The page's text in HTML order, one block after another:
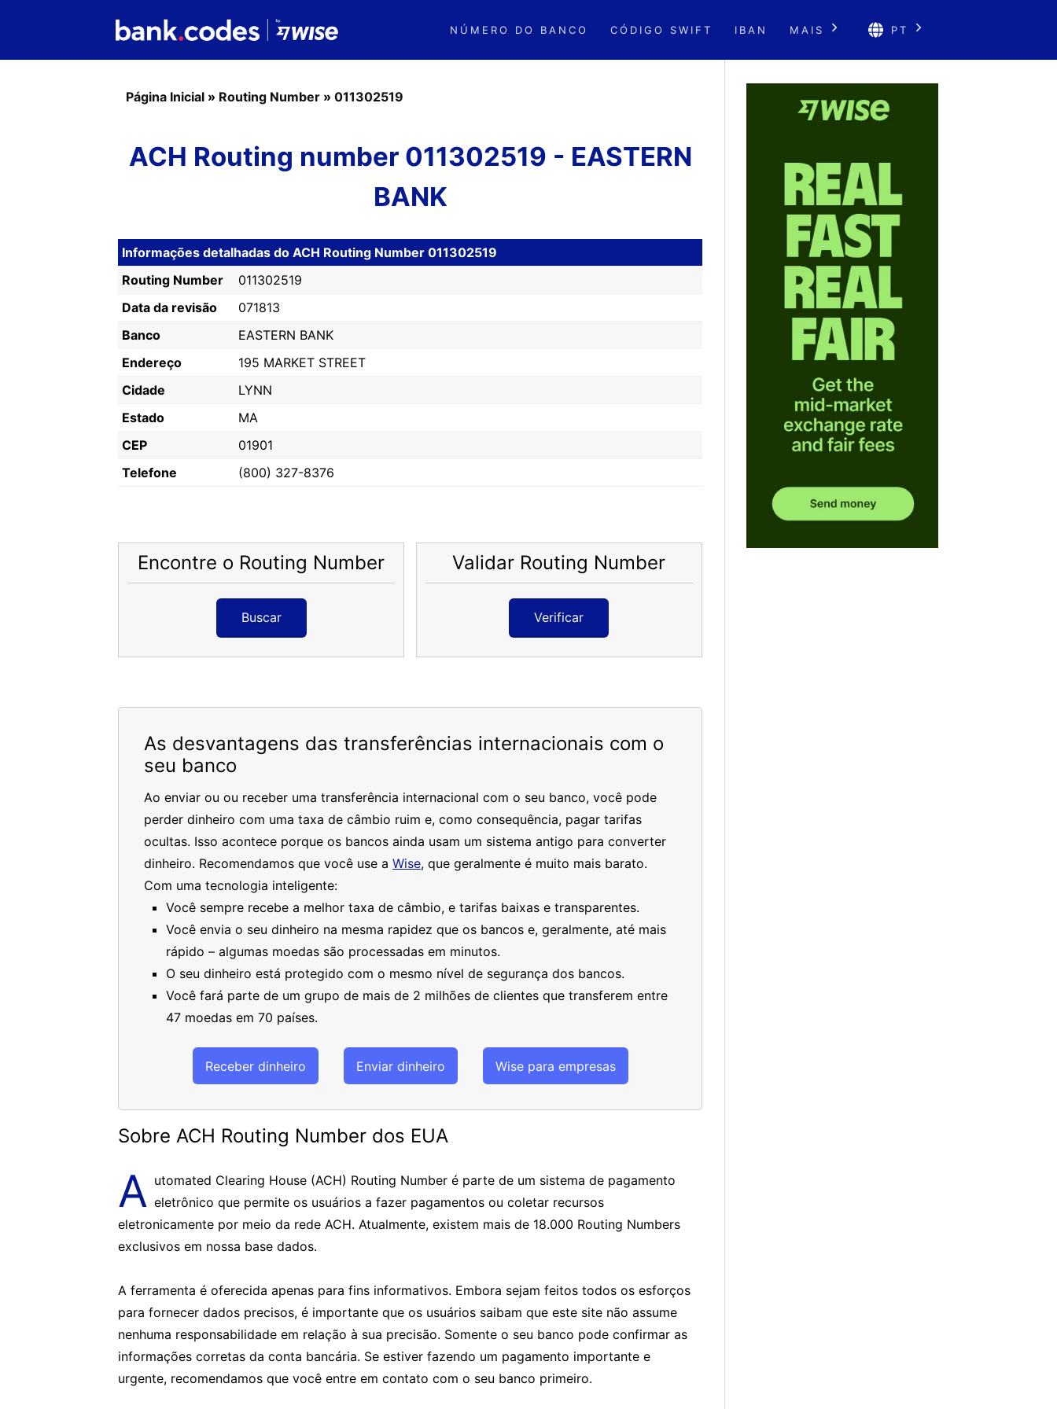
NÚMERO DO BANCO CÓDIGO SWIFT IBAN MAIS PT
Página Inicial » Routing Number » 011302519
ACH Routing number 011302519 - EASTERN
BANK
Informações detalhadas do ACH Routing Number 011302519
Routing Number
011302519
Data da revisão
071813
Banco
EASTERN BANK
Endereço
195 MARKET STREET
Cidade
LYNN
Estado
MA
CEP
01901
Telefone
(800) 327-8376
Encontre o Routing Number
Buscar
Validar Routing Number
Verificar
As desvantagens das transferências internacionais com o
seu banco
Ao enviar ou ou receber uma transferência internacional com o seu banco, você pode
perder dinheiro com uma taxa de câmbio ruim e, como consequência, pagar tarifas
ocultas. Isso acontece porque os bancos ainda usam um sistema antigo para converter
dinheiro. Recomendamos que você use a Wise, que geralmente é muito mais barato.
Com uma tecnologia inteligente:
Você sempre recebe a melhor taxa de câmbio, e tarifas baixas e transparentes.
Você envia o seu dinheiro na mesma rapidez que os bancos e, geralmente, até mais
rápido – algumas moedas são processadas em minutos.
O seu dinheiro está protegido com o mesmo nível de segurança dos bancos.
Você fará parte de um grupo de mais de 2 milhões de clientes que transferem entre
47 moedas em 70 países.
Receber dinheiro Enviar dinheiro Wise para empresas
Sobre ACH Routing Number dos EUA
A utomated Clearing House (ACH) Routing Number é parte de um sistema de pagamento
eletrônico que permite os usuários a fazer pagamentos ou coletar recursos
eletronicamente por meio da rede ACH. Atualmente, existem mais de 18.000 Routing Numbers
exclusivos em nossa base dados.
A ferramenta é oferecida apenas para fins informativos. Embora sejam feitos todos os esforços
para fornecer dados precisos, é importante que os usuários saibam que este site não assume
nenhuma responsabilidade em relação à sua precisão. Somente o seu banco pode confirmar as
informações corretas da conta bancária. Se estiver fazendo um pagamento importante e
urgente, recomendamos que você entre em contato com o seu banco primeiro.